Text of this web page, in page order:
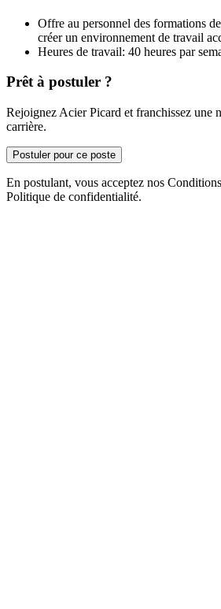
Offre au personnel des formations
créer un environnement de travail
Heures de travail: 40 heures par
Prêt à postuler ?
Rejoignez Acier Picard et franchissez une
carrière.
Postuler pour ce poste
En postulant, vous acceptez nos
Politique de confidentialité.